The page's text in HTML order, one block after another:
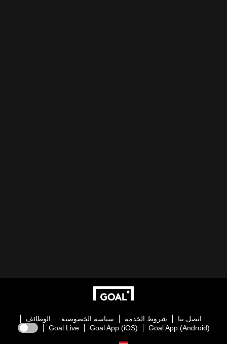
اتصل بنا شروط الخدمة سياسة الخصوصية
الوظائف
Goal App (Android)
Goal App (iOS)
Goal Live